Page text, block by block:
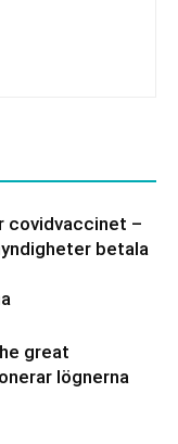
covidvaccinet –
betala
great
lögnerna